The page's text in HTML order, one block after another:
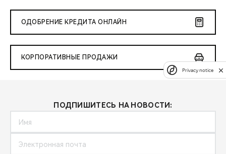
ОДОБРЕНИЕ КРЕДИТА ОНЛАЙН
КОРПОРАТИВНЫЕ ПРОДАЖИ
ПОДПИШИТЕСЬ НА НОВОСТИ:
Privacy notice